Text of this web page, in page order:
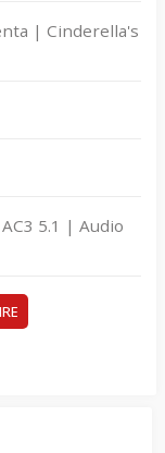
| Cinderella's
5.1 | Audio